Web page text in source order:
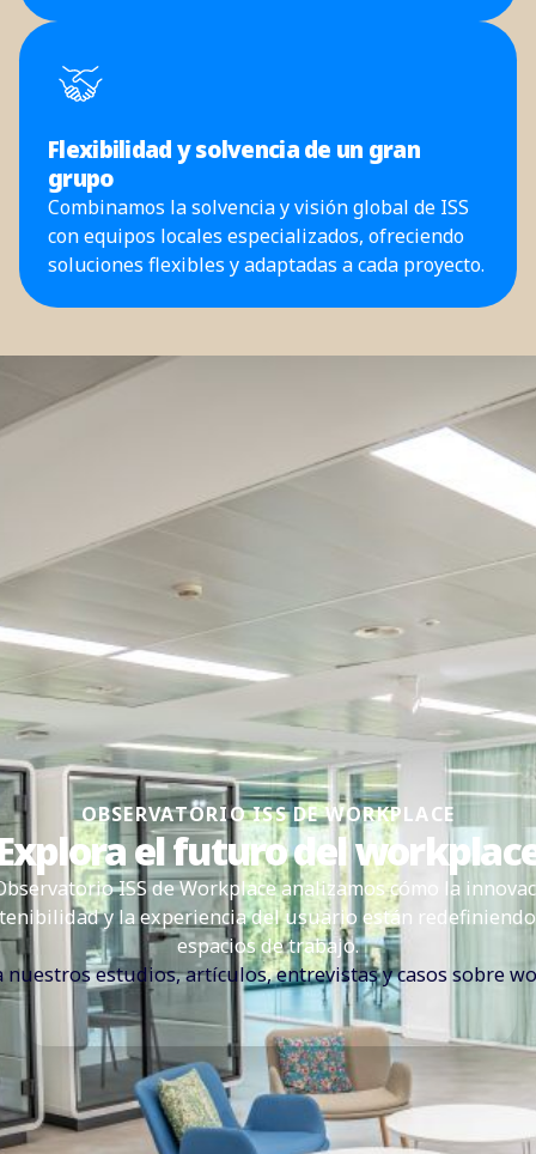
Flexibilidad y solvencia de un gran
grupo
Combinamos la solvencia y visión global de ISS
con equipos locales especializados, ofreciendo
soluciones flexibles y adaptadas a cada proyecto.
OBSERVATORIO ISS DE WORKPLACE
el futuro del
ISS de Workplace analizamos cómo la
y la experiencia del usuario están
espacios de trabajo.
nuestros estudios, artículos, entrevistas y casos sobre